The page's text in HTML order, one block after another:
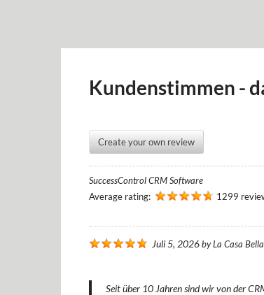
Kundenstimmen -
Create your own review
SuccessControl CRM Software
Average rating:
1299
Juli 5, 2026byLa Casa Bella
Seit über 10 Jahren sind wir von der